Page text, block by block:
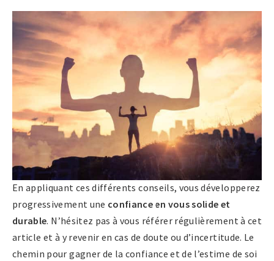
En appliquant ces différents conseils, vous développerez
progressivement une confiance en vous solide et
durable. N’hésitez pas à vous référer régulièrement à cet
article et à y revenir en cas de doute ou d’incertitude. Le
chemin pour gagner de la confiance et de l’estime de soi